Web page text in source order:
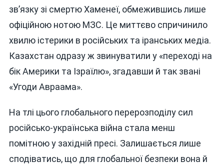
зв’язку зі смертю Хаменеї, обмежившись лише
офіційною нотою МЗС. Це миттєво спричинило
хвилю істерики в російських та іранських медіа.
Казахстан одразу ж звинуватили у «переході на
бік Америки та Ізраїлю», згадавши й так звані
«Угоди Авраама».
На тлі цього глобального перерозподілу сил
російсько-українська війна стала менш
помітною у західній пресі. Залишається лише
сподіватись, що для глобальної безпеки вона й